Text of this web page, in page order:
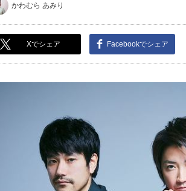
かわむら あみり
Xでシェア Facebookでシェア